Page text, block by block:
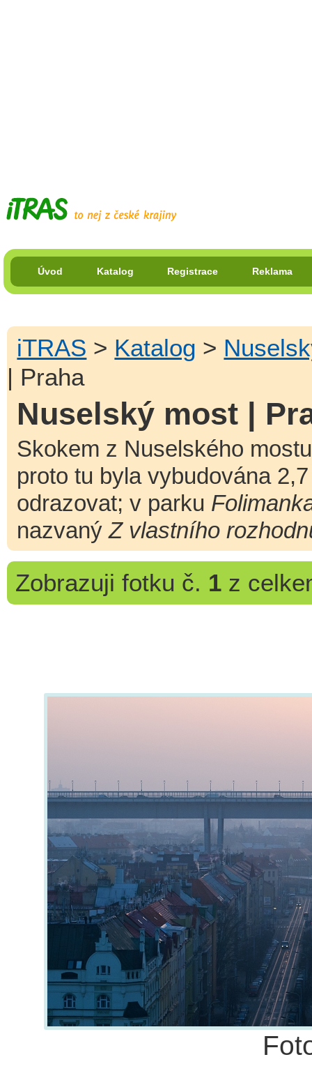
Úvod Katalog Registrace Reklama
iTRAS > Katalog >
| Praha
Nuselský most |
Skokem z Nuselského
proto tu byla vybudována
odrazovat; v parku
nazvanýZ vlastního
Zobrazuji fotku č. 1z